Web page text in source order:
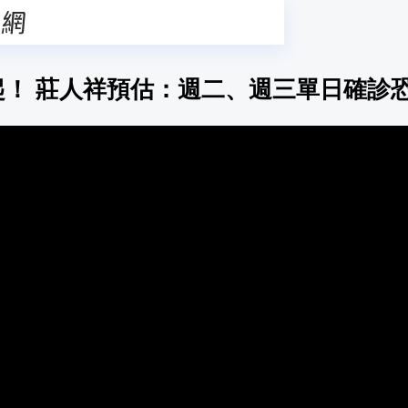
莊人祥預估：週二、週三單日確診